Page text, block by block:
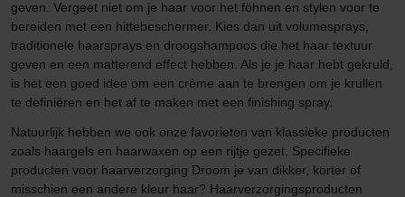
geven. Vergeet niet om je haar voor het föhnen en stylen voor te
bereiden met een hittebeschermer. Kies dan uit volumesprays,
traditionele haarsprays en droogshampoos die het haar textuur
geven en een matterend effect hebben. Als je je haar hebt gekruld,
is het een goed idee om een crème aan te brengen om je krullen
te definiëren en het af te maken met een finishing spray.
Natuurlijk hebben we ook onze favorieten van klassieke producten
zoals haargels en haarwaxen op een rijtje gezet. Specifieke
producten voor haarverzorging Droom je van dikker, korter of
misschien een andere kleur haar? Haarverzorgingsproducten